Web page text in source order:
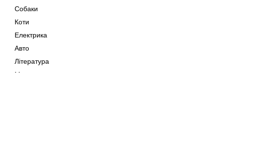
Собаки
Коти
Електрика
Авто
Література
Музика